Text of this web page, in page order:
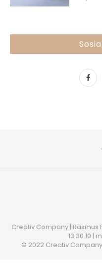
Creativ Company | Rasmus
13 30 10 |
© 2022 Creativ